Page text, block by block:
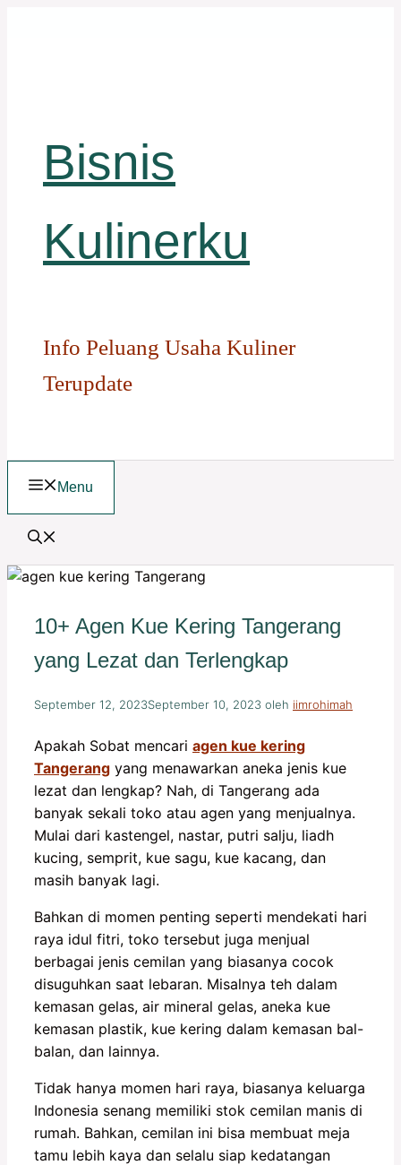
Bisnis
Kulinerku
Info Peluang Usaha Kuliner
Terupdate
Menu
10+ Agen Kue Kering Tangerang
yang Lezat dan Terlengkap
September 12, 2023September 10, 2023 oleh iimrohimah
Apakah Sobat mencari agen kue kering
Tangerang yang menawarkan aneka jenis kue
lezat dan lengkap? Nah, di Tangerang ada
banyak sekali toko atau agen yang menjualnya.
Mulai dari kastengel, nastar, putri salju, liadh
kucing, semprit, kue sagu, kue kacang, dan
masih banyak lagi.
Bahkan di momen penting seperti mendekati hari
raya idul fitri, toko tersebut juga menjual
berbagai jenis cemilan yang biasanya cocok
disuguhkan saat lebaran. Misalnya teh dalam
kemasan gelas, air mineral gelas, aneka kue
kemasan plastik, kue kering dalam kemasan bal-
balan, dan lainnya.
Tidak hanya momen hari raya, biasanya keluarga
Indonesia senang memiliki stok cemilan manis di
rumah. Bahkan, cemilan ini bisa membuat meja
tamu lebih kaya dan selalu siap kedatangan